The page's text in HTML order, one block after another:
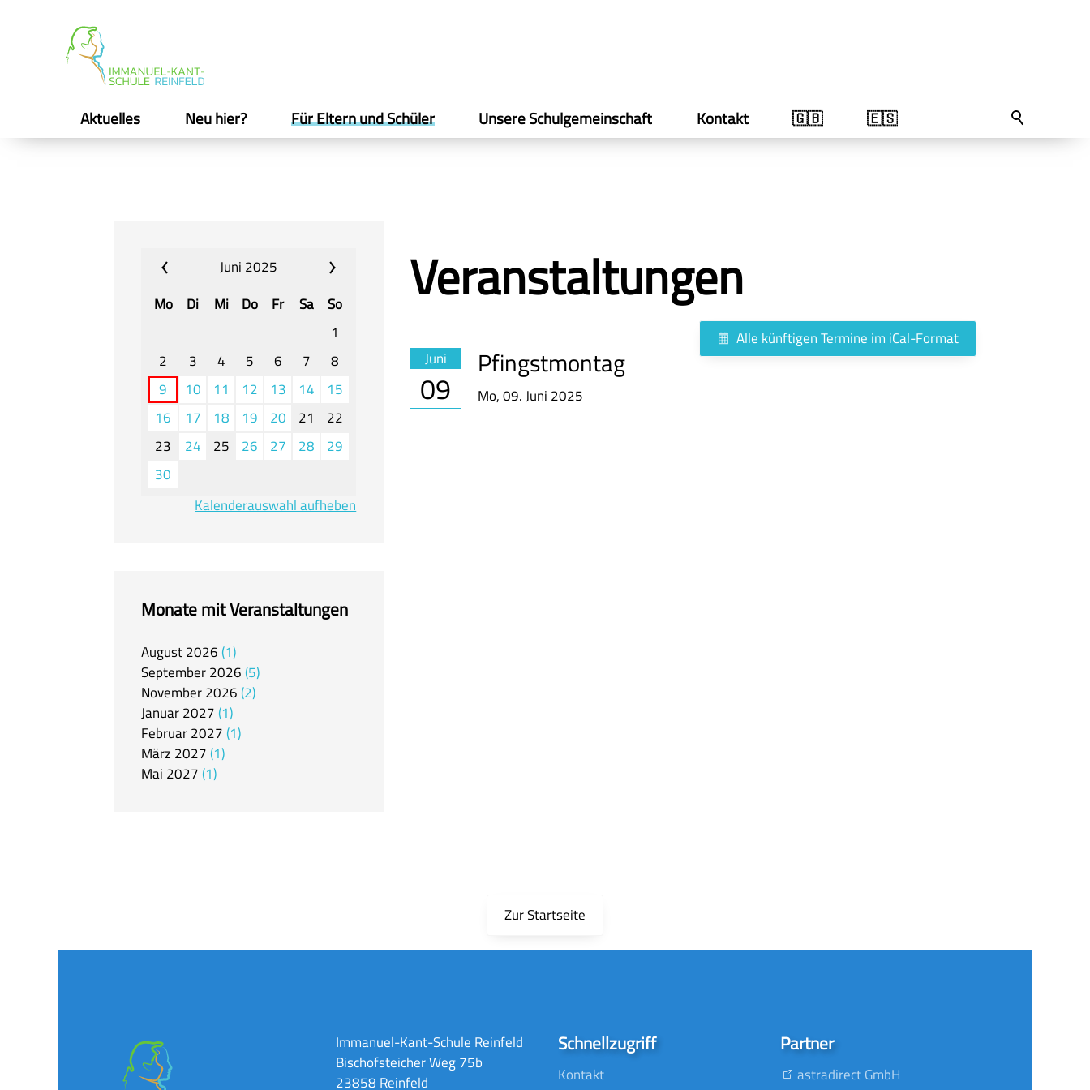
Aktuelles Neu hier? Für Eltern und Schüler Unsere Schulgemeinschaft Kontakt 🇬🇧 🇪🇸
Juni 2025
Mo
Di Mi Do Fr Sa
So
1
2
3 4 5 6 7
8
9
10 11 12 13 14
15
16
17 18 19 20 21
22
23
24 25 26 27 28
29
30
Kalenderauswahl aufheben
Monate mit Veranstaltungen
August2026 1
September2026 5
November2026 2
Januar2027 1
Februar2027 1
März 2027 1
Mai 2027 1
Veranstaltungen
Alle künftigen Termine im iCal-Format
Juni
09
Pfingstmontag
Mo,09. Juni 2025
Zur Startseite
Immanuel-Kant-Schule Reinfeld
Bischofsteicher Weg 75b
23858 Reinfeld
Schnellzugriff
Kontakt
Partner
astradirect GmbH